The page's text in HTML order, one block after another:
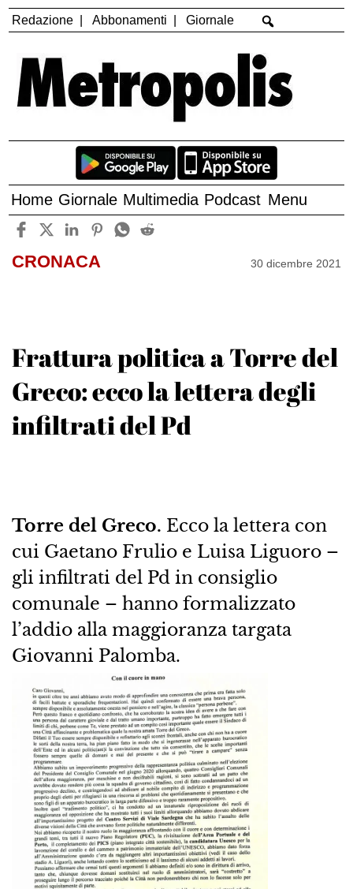
Redazione Abbonamenti Giornale
Home Giornale Multimedia Podcast Menu
CRONACA 30 dicembre 2021
Frattura politica a Torre del
Greco: ecco la lettera degli
infiltrati del Pd
Torre del Greco. Ecco la lettera con
cui Gaetano Frulio e Luisa Liguoro –
gli infiltrati del Pd in consiglio
comunale – hanno formalizzato
l’addio alla maggioranza targata
Giovanni Palomba.